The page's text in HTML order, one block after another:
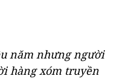
năm nhưng người
hàng xóm truyền